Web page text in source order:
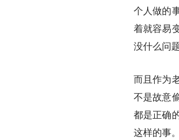
个人做的
着就容易
没什么问题
而且作为
不是故意
都是正确
这样的事。